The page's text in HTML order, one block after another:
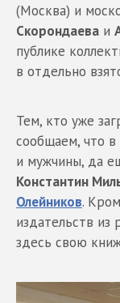
(Москва) и
Скорондаева и
публике
в отдельно
Тем, кто уже
сообщаем, что
и мужчины, да
Константин
Олейников.
издательств из
здесь свою